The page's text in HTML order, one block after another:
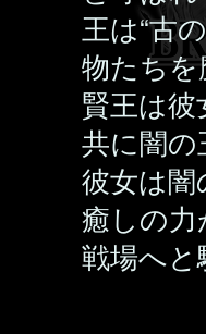
王は“古
物たち
賢王は
共に闇
彼女は
癒しの
戦場へと